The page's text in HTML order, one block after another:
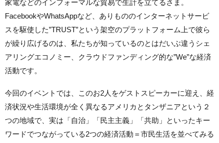
家電などのインフォーマルな貿易で生計を立てるさま。
FacebookやWhatsAppなど、ありもののインターネットサービ
スを駆使した”TRUST”という架空のプラットフォーム上で彼ら
が繰り広げるのは、私たちが知っているのとはだいぶ違うシェ
アリングエコノミー、クラウドファンディング的な”We”な経済
活動です。
今回のイベントでは、このお2人をゲストスピーカーに迎え、経
済状況や生活環境が全く異なるアメリカとタンザニアという２
つの地域で、実は「自治」「民主主義」「共助」といったキー
ワードでつながっている2つの経済活動＝市民生活を並べてみる